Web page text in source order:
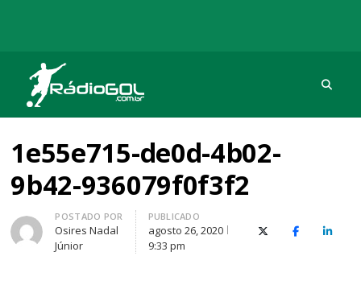
Rádio Gol
Há mais de 20 anos com as melhores coberturas
1e55e715-de0d-4b02-
9b42-936079f0f3f2
Autor
POSTADO POR
Osires Nadal
Júnior
PUBLICADO
agosto 26, 2020
9:33 pm
X (Twitter)Facebook
O